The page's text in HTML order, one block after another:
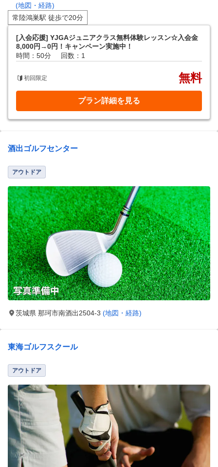
(地図・経路)
常陸鴻巣駅 徒歩で20分
[入会応援] YJGAジュニアクラス無料体験レッスン☆入会金
8,000円→0円！キャンペーン実施中！
時間：50分
回数：1
初回限定 無料
プラン詳細を見る
酒出ゴルフセンター
アウトドア
茨城県 那珂市南酒出2504-3 (地図・経路)
東海ゴルフスクール
アウトドア